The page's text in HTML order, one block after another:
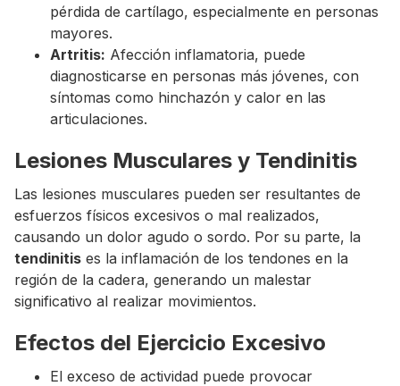
pérdida de cartílago, especialmente en personas
mayores.
Artritis: Afección inflamatoria, puede
diagnosticarse en personas más jóvenes, con
síntomas como hinchazón y calor en las
articulaciones.
Lesiones Musculares y Tendinitis
Las lesiones musculares pueden ser resultantes de
esfuerzos físicos excesivos o mal realizados,
causando un dolor agudo o sordo. Por su parte, la
tendinitis es la inflamación de los tendones en la
región de la cadera, generando un malestar
significativo al realizar movimientos.
Efectos del Ejercicio Excesivo
El exceso de actividad puede provocar